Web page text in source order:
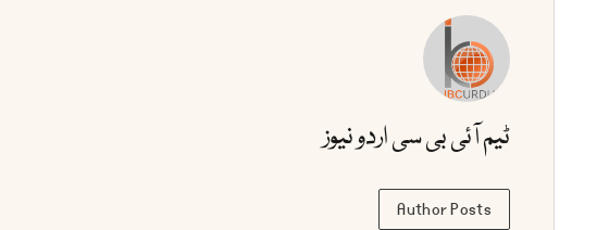
ٹیم آئی بی سی اردو نیوز
Author Posts